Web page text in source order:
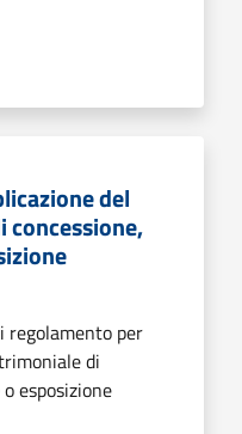
del
concessione,
regolamento per
di
esposizione